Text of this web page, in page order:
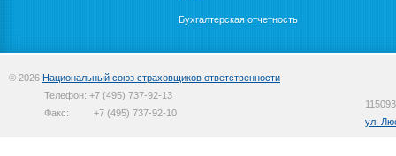
Бухгалтерская отчетность
© 2026 Национальный союз страховщиков ответственности
Телефон: +7 (495) 737-92-13
Факс:
+7 (495) 737-92-10
ул.